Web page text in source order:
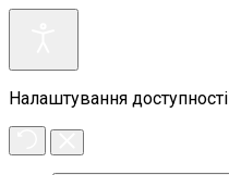
Налаштування доступності